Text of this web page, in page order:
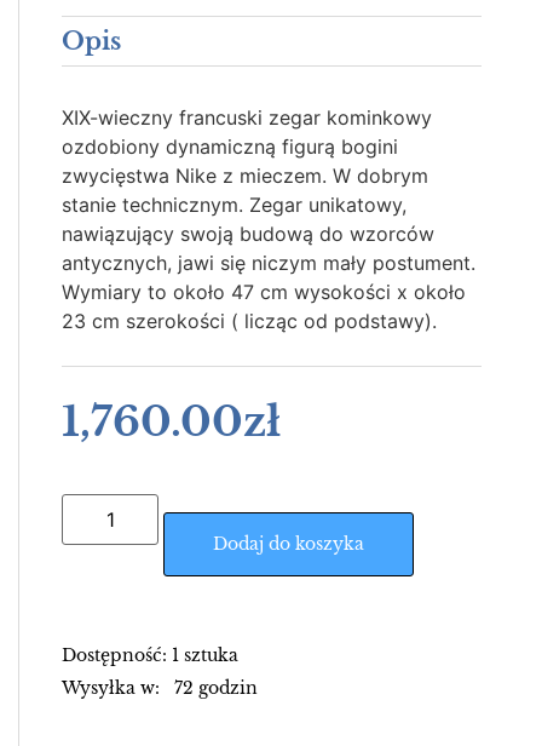
Opis
XIX-wieczny francuski zegar kominkowy
ozdobiony dynamiczną figurą bogini
zwycięstwa Nike z mieczem. W dobrym
stanie technicznym. Zegar unikatowy,
nawiązujący swoją budową do wzorców
antycznych, jawi się niczym mały postument.
Wymiary to około 47 cm wysokości x około
23 cm szerokości ( licząc od podstawy).
1,760.00zł
Dodaj do koszyka
Dostępność: 1 sztuka
Wysyłka w: 72 godzin